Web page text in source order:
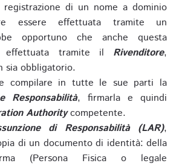
di un nome a dominio
essere effettuata tramite un
opportuno che anche questa
effettuata tramite il Rivenditore,
sia obbligatorio.
compilare in tutte le sue parti la
Responsabilità, firmarla e quindi
Authoritycompetente.
di Responsabilità (LAR),
di un documento di identità: della
(Persona Fisica o legale